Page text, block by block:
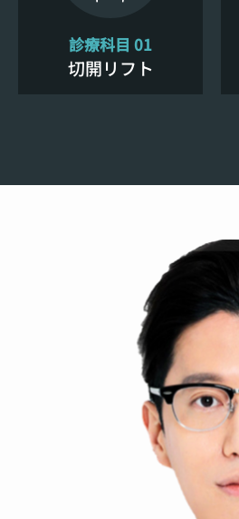
診療科目 01
切開リフト